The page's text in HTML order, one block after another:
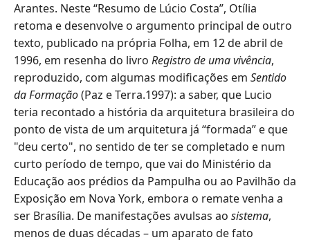
Arantes. Neste “Resumo de Lúcio Costa”, Otília
retoma e desenvolve o argumento principal de outro
texto, publicado na própria Folha, em 12 de abril de
1996, em resenha do livro Registro de uma vivência,
reproduzido, com algumas modificações em Sentido
da Formação(Paz e Terra.1997): a saber, que Lucio
teria recontado a história da arquitetura brasileira do
ponto de vista de um arquitetura já “formada” e que
"deu certo", no sentido de ter se completado e num
curto período de tempo, que vai do Ministério da
Educação aos prédios da Pampulha ou ao Pavilhão da
Exposição em Nova York, embora o remate venha a
ser Brasília. De manifestações avulsas ao sistema,
menos de duas décadas – um aparato de fato